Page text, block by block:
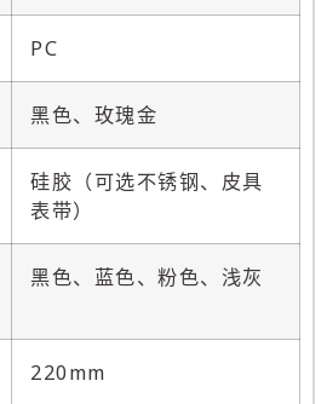
PC
黑色、玫瑰金
硅胶（可选不锈钢、皮具
表带）
黑色、蓝色、粉色、浅灰
220mm